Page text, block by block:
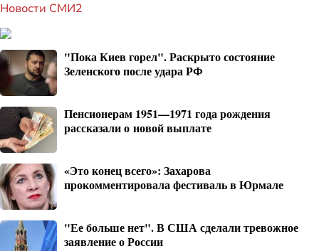
Новости СМИ2
"Пока Киев горел". Раскрыто состояние
Зеленского после удара РФ
Пенсионерам 1951—1971 года рождения
рассказали о новой выплате
«Это конец всего»: Захарова
прокомментировала фестиваль в Юрмале
"Ее больше нет". В США сделали тревожное
заявление о России